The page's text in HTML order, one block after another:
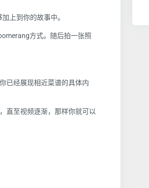
上到你的故事中。
方式。随后拍一张照
你已经展现相近菜谱的具体内
直至视频逐渐，那样你就可以